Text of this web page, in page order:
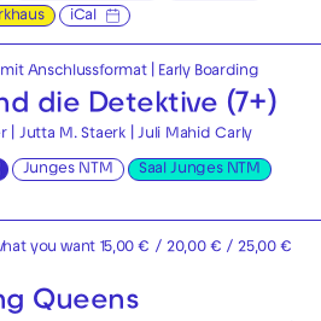
iCal
| mit Anschlussformat| Early Boarding
die Detektive (7+)
| Jutta M. Staerk | Juli Mahid Carly
Junges NTM
Saal Junges NTM
you want 15,00 € / 20,00 € / 25,00 €
Queens